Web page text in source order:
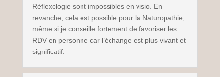
Réflexologie sont impossibles en visio. En
revanche, cela est possible pour la Naturopathie,
même si je conseille fortement de favoriser les
RDV en personne car l’échange est plus vivant et
significatif.